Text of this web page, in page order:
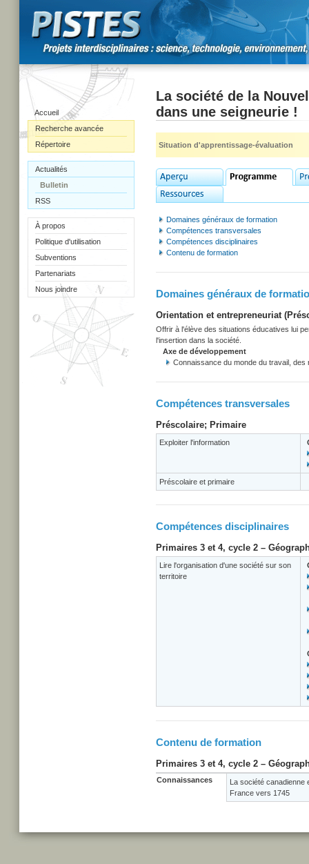
Accueil
Recherche avancée
Répertoire
Actualités
Bulletin
RSS
À propos
Politique d'utilisation
Subventions
Partenariats
Nous joindre
La société de la
dans une seigneurie !
Situation d'apprentissage-évaluation
Domaines généraux de formation
Compétences transversales
Compétences disciplinaires
Contenu de formation
Domaines généraux de
Orientation et entrepreneuriat
Offrir à l'élève des situations éducatives lui
l'insertion dans la société.
Axe de développement
Connaissance du monde du travail,
Compétences transversales
Préscolaire; Primaire
Exploiter l'information
Préscolaire et primaire
Compétences disciplinaires
Primaires 3 et 4, cycle 2 –
Lire l'organisation d'une société sur son
territoire
Contenu de formation
Primaires 3 et 4, cycle 2 –
Connaissances
La société canadienne
France vers 1745